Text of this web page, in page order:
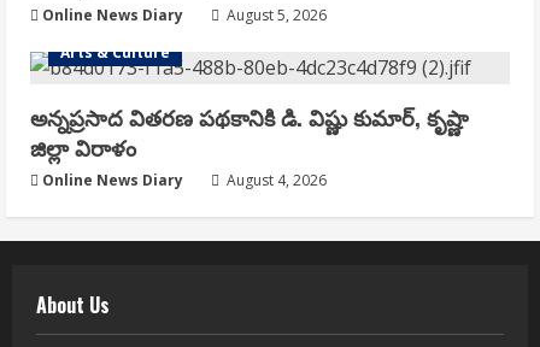
Online News Diary
August 5, 2026
Arts & Culture
అన్నప్రసాద వితరణ పథకానికి డి. విష్ణు కుమార్, కృష్ణా
జిల్లా విరాళం
Online News Diary August 4, 2026
About Us